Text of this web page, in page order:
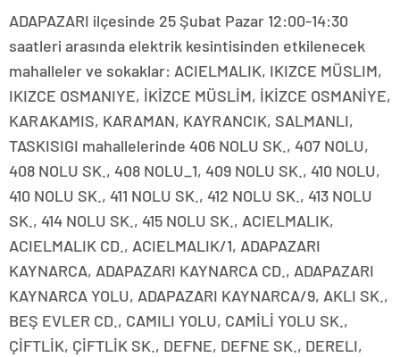
ADAPAZARI ilçesinde 25 Şubat Pazar 12:00-14:30
saatleri arasında elektrik kesintisinden etkilenecek
mahalleler ve sokaklar: ACIELMALIK, IKIZCE MÜSLIM,
IKIZCE OSMANIYE, İKİZCE MÜSLİM, İKİZCE OSMANİYE,
KARAKAMIS, KARAMAN, KAYRANCIK, SALMANLI,
TASKISIGI mahallelerinde 406 NOLU SK., 407 NOLU,
408 NOLU SK., 408 NOLU_1, 409 NOLU SK., 410 NOLU,
410 NOLU SK., 411 NOLU SK., 412 NOLU SK., 413 NOLU
SK., 414 NOLU SK., 415 NOLU SK., ACIELMALIK,
ACIELMALIK CD., ACIELMALIK/1, ADAPAZARI
KAYNARCA, ADAPAZARI KAYNARCA CD., ADAPAZARI
KAYNARCA YOLU, ADAPAZARI KAYNARCA/9, AKLI SK.,
BEŞ EVLER CD., CAMILI YOLU, CAMİLİ YOLU SK.,
ÇİFTLİK, ÇİFTLİK SK., DEFNE, DEFNE SK., DERELI,